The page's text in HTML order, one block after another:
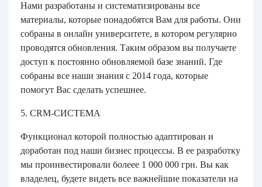
Нами разработаны и систематизированы все
материалы, которые понадобятся Вам для работы. Они
собраны в онлайн университете, в котором регулярно
проводятся обновления. Таким образом вы получаете
доступ к постоянно обновляемой базе знаний. Где
собраны все наши знания с 2014 года, которые
помогут Вас сделать успешнее.
5. CRM-СИСТЕМА
Функционал которой полностью адаптирован и
доработан под наши бизнес процессы. В ее разработку
мы проинвестировали болеее 1 000 000 грн. Вы как
владелец, будете видеть все важнейшие показатели на